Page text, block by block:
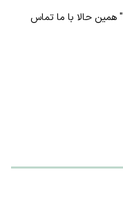
برای مشاوره و خرید "آچار پرس کانکتور MC4" همین حالا با ما تماس